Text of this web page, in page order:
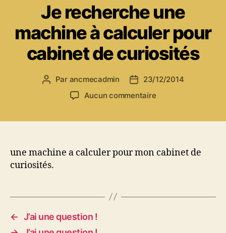
Je recherche une
machine à calculer pour
cabinet de curiosités
Auteur
Par ancmecadmin
Date23/12/2014
Aucun commentairesur
à
une machine a calculer pour mon cabinet de
curiosités.
← J’ai une question !